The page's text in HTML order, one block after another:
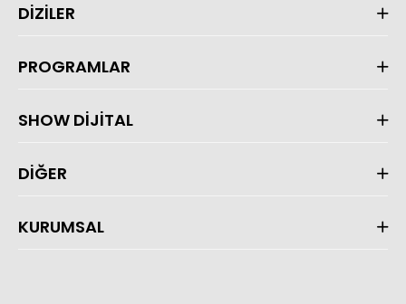
DİZİLER
PROGRAMLAR
SHOW DİJİTAL
DİĞER
KURUMSAL